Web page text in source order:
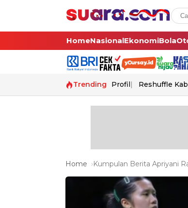
HomeNasionalEkonomiBola
Trending Profil Reshuffle
Home Kumpulan Berita Apriyani